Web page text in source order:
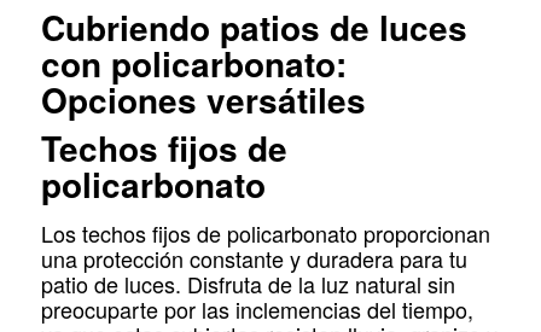
Cubriendo patios de luces
con policarbonato:
Opciones versátiles
Techos fijos de
policarbonato
Los techos fijos de policarbonato proporcionan
una protección constante y duradera para tu
patio de luces. Disfruta de la luz natural sin
preocuparte por las inclemencias del tiempo,